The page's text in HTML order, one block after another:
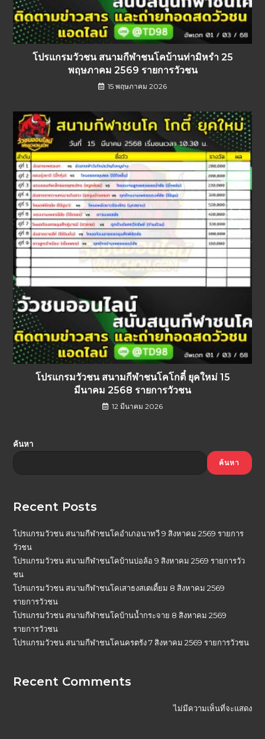
โปรแกรมวัวชน สนามกีฬาชนโคบ้านท่ามิหรำ 25
พฤษภาคม 2569 รายการวัวชน
15 พฤษภาคม 2026
โปรแกรมวัวชน สนามกีฬาชนโคโกตี๋ ยุคใหม่ 15
มีนาคม 2568 รายการวัวชน
12 มีนาคม 2026
ค้นหา
ค้นหา
Recent Posts
โปรแกรมวัวชน สนามกีฬาชนโคอำเภอนาทวี 9 สิงหาคม 2569 รายการ
วัวชน
โปรแกรมวัวชน สนามกีฬาชนโคบ้านบ่อล้อ 9 สิงหาคม 2569 รายการวัว
ชน
โปรแกรมวัวชน สนามกีฬาชนโคเสาธงสเตเดี้ยม 8 สิงหาคม 2569
รายการวัวชน
โปรแกรมวัวชน สนามกีฬาชนโคบ้านน้ำกระจาย 8 สิงหาคม 2569
รายการวัวชน
โปรแกรมวัวชน สนามกีฬาชนโคนครตรัง 7 สิงหาคม 2569 รายการวัวชน
Recent Comments
ไม่มีความเห็นที่จะแสดง